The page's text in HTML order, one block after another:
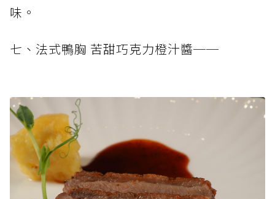
味。
七、法式鴨胸 苦甜巧克力橙汁醬──